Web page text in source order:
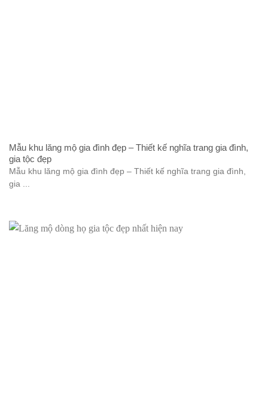
Mẫu khu lăng mộ gia đình đẹp – Thiết kế nghĩa trang gia đình,
gia tộc đẹp
Mẫu khu lăng mộ gia đình đẹp – Thiết kế nghĩa trang gia đình,
gia ...